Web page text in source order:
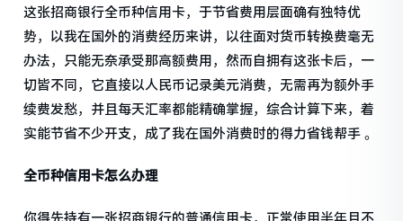
这张招商银行全币种信用卡，于节省费用层面确有独特优
势，以我在国外的消费经历来讲，以往面对货币转换费毫无
办法，只能无奈承受那高额费用，然而自拥有这张卡后，一
切皆不同，它直接以人民币记录美元消费，无需再为额外手
续费发愁，并且每天汇率都能精确掌握，综合计算下来，着
实能节省不少开支，成了我在国外消费时的得力省钱帮手 。
全币种信用卡怎么办理